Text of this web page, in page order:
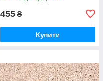
455 ₴
Купити